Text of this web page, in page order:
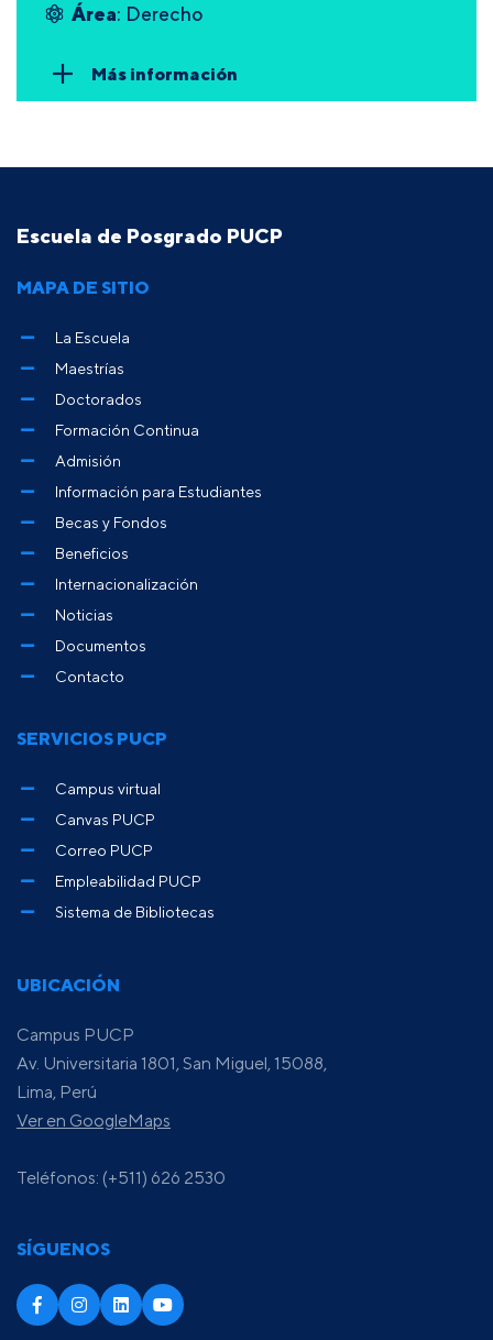
Área: Derecho
Más información
Escuela de Posgrado PUCP
UBICACIÓN
Campus PUCP
Av. Universitaria 1801, San Miguel, 15088,
Lima, Perú
Ver en GoogleMaps
Teléfonos: (+511) 626 2530
SÍGUENOS
MAPA DE SITIO
La Escuela
Maestrías
Doctorados
Formación Continua
Admisión
Información para Estudiantes
Becas y Fondos
Beneficios
Internacionalización
Noticias
Documentos
Contacto
SERVICIOS PUCP
Campus virtual
Canvas PUCP
Correo PUCP
Empleabilidad PUCP
Sistema de Bibliotecas